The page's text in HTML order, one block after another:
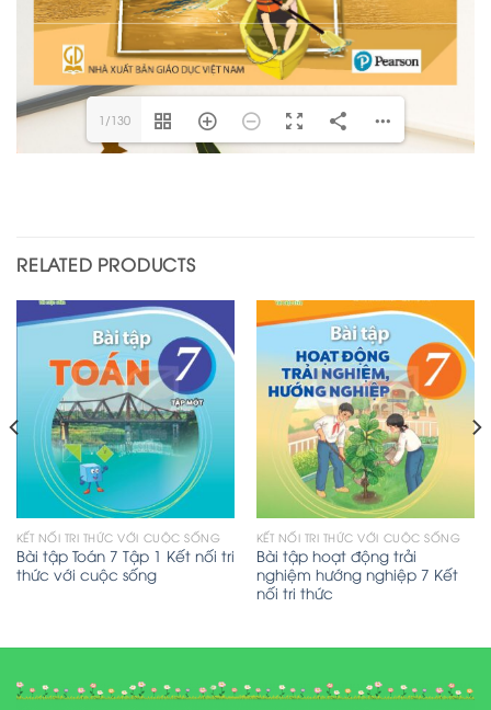
1/130
RELATED PRODUCTS
KẾT NỐI TRI THỨC VỚI CUỘC SỐNG
Bài tập Toán 7 Tập 1 Kết nối tri
thức với cuộc sống
KẾT NỐI TRI THỨC VỚI CUỘC SỐNG
Bài tập hoạt động trải
nghiệm hướng nghiệp 7 Kết
nối tri thức